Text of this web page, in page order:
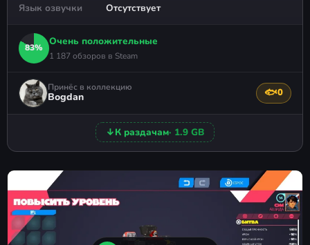
Язык озвучки
Отсутствует
83%
Очень положительные
1 187 обзоров в Steam
Принёс в коллекцию
Bogdan 🐟0
↓К раздачам· 1.9 GB